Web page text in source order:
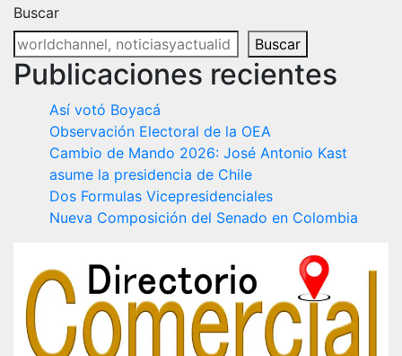
Buscar
Buscar
Publicaciones recientes
Así votó Boyacá
Observación Electoral de la OEA
Cambio de Mando 2026: José Antonio Kast
asume la presidencia de Chile
Dos Formulas Vicepresidenciales
Nueva Composición del Senado en Colombia